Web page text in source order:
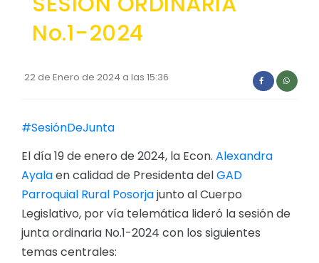
GESTIÓN ADMINISTRATIVA
Plan de desarrollo y Ordenamiento Territorial -
Plan Operativo Anual - POA
Convenios Institucionales
PRESUPUESTO: EJECUCIÓN Y REPORTES
Cédulas presupuestarias y balances
Procesos de contratación
Ejecución Presupuestaria
No.1-2024
22 de Enero de 2024 a las 15:36
#SesiónDeJunta
El día 19 de enero de 2024, la Econ. Alexandra
Ayalaen calidad de Presidenta delGAD
Parroquial Rural Posorjajunto al Cuerpo
Legislativo, por vía telemática lideró la sesión de
junta ordinaria No.1-2024 con los siguientes
temas centrales: